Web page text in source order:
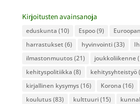
Kirjoitusten avainsanoja
eduskunta (10) Espoo(9)
harrastukset (6) hyvinvointi(33)
ilmastonmuutos(21) joukkoliikenne
kehityspolitiikka (8) kehitysyhteistyö
kirjallinen kysymys(16) Korona (16)
koulutus(83) kulttuuri(15)